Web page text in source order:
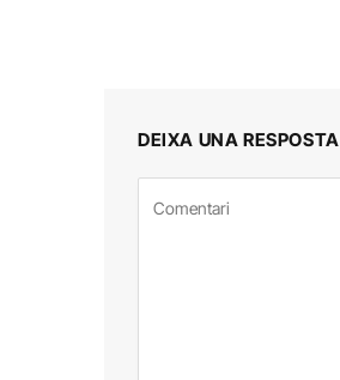
DEIXA UNA RESPOSTA